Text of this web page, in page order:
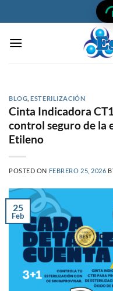
al
BLOG ,ESTERILIZACIÓN
Cinta Indicadora
control seguro de la
Etileno
POSTED ON FEBRERO 25, 2026
25
Feb